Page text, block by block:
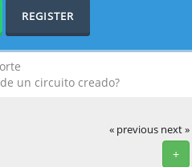
REGISTER
un circuito creado?
« previous next »
+